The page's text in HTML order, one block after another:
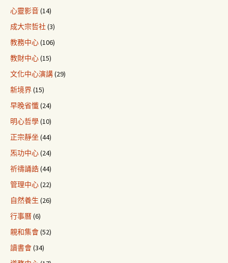
心靈影音(14)
成大宗哲社(3)
教務中心(106)
教財中心(15)
文化中心演講(29)
新境界(15)
早晚省懺(24)
明心哲學(10)
正宗靜坐 (44)
炁功中心(24)
祈禱誦誥(44)
管理中心(22)
自然養生 (26)
行事曆(6)
親和集會(52)
讀書會(34)